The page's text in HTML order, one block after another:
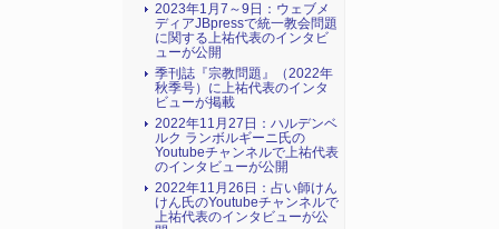
2023年1月7～9日：ウェブメ
ディアJBpressで統一教会問題
に関する上祐代表のインタビ
ューが公開
季刊誌『宗教問題』（2022年
秋季号）に上祐代表のインタ
ビューが掲載
2022年11月27日：ハルデンベ
ルク ランボルギーニ氏の
Youtubeチャンネルで上祐代表
のインタビューが公開
2022年11月26日：占い師けん
けん氏のYoutubeチャンネルで
上祐代表のインタビューが公